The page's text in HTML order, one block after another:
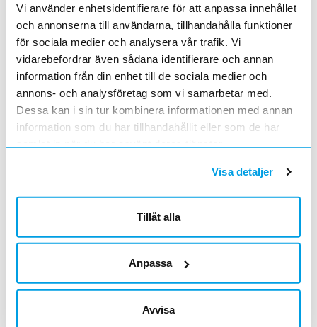
Vi använder enhetsidentifierare för att anpassa innehållet
och annonserna till användarna, tillhandahålla funktioner
för sociala medier och analysera vår trafik. Vi
vidarebefordrar även sådana identifierare och annan
information från din enhet till de sociala medier och
annons- och analysföretag som vi samarbetar med.
Dessa kan i sin tur kombinera informationen med annan
information som du har tillhandahållit eller som de har
samlat in när du har använt deras tjänster.
Visa detaljer
Tillåt alla
Anpassa
Avvisa
ST Lägg i kundvagn
ANKARBULT ELFÖRZ
ArtNr
2684272
Varumärke MP BOLAGEN
Mutterbricka med bult M8x20 mm för
infästning i takpendel/ankarskena. Avsedd
för profil med 21 mm:s höjd.
ST Lägg i kundvagn
LÅDPROFIL 3M FZV
ArtNr 2684214
Varumärke MP BOLAGEN
Lådprofil - varmförz. 3000x40x18 mm
Ankarbult M8x35 mm avsedd för lådprofil
MP-265.
Lägg i kundvagn
ANKARBULT ELFÖRZ
2684253
Varumärke MP BOLAGEN